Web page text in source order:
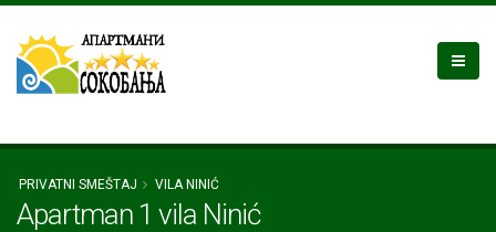
PRIVATNI SMEŠTAJ VILA NINIĆ
Apartman 1 vila Ninić